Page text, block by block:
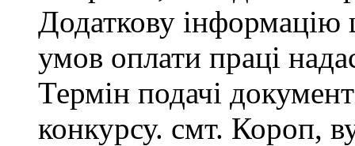
Додаткову інформацію
умов оплати праці
Термін подачі
конкурсу. смт. Короп,